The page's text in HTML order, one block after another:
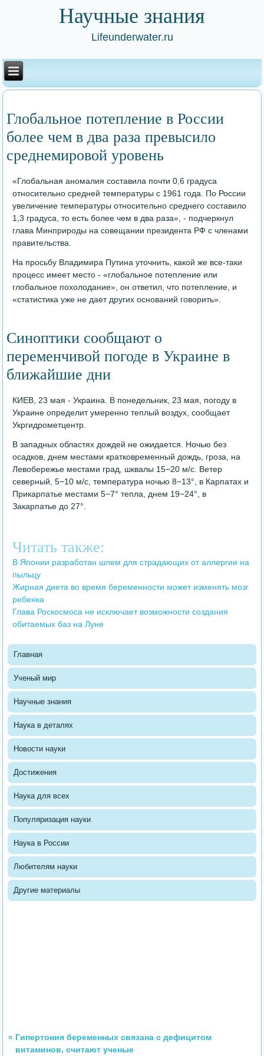
Научные знания
Lifeunderwater.ru
Глобальное потепление в России
более чем в два раза превысило
среднемировой уровень
«Глобальная аномалия составила почти 0,6 градуса
относительно средней температуры с 1961 года. По России
увеличение температуры относительно среднего составило
1,3 градуса, то есть более чем в два раза», - подчеркнул
глава Минприроды на совещании президента РФ с членами
правительства.
На просьбу Владимира Путина уточнить, какой же все-таки
процесс имеет место - «глобальное потепление или
глобальное похолодание», он ответил, что потепление, и
«статистика уже не дает других оснований говорить».
Синоптики сообщают о
переменчивой погоде в Украине в
ближайшие дни
КИЕВ, 23 мая - Украина. В понедельник, 23 мая, погоду в
Украине определит умеренно теплый воздух, сообщает
Укргидрометцентр.
В западных областях дождей не ожидается. Ночью без
осадков, днем местами кратковременный дождь, гроза, на
Левобережье местами град, шквалы 15−20 м/с. Ветер
северный, 5−10 м/с, температура ночью 8−13°, в Карпатах и
Прикарпатье местами 5−7° тепла, днем 19−24°, в
Закарпатье до 27°.
Читать также:
В Японии разработан шлем для страдающих от аллергии на
пыльцу
Жирная диета во время беременности может изменять мозг
ребенка
Глава Роскосмоса не исключает возможности создания
обитаемых баз на Луне
Главная
Ученый мир
Научные знания
Наука в деталях
Новости науки
Достижения
Наука для всех
Популяризация науки
Наука в России
Любителям науки
Другие материалы
Гипертония беременных связана с дефицитом
витаминов, считают ученые